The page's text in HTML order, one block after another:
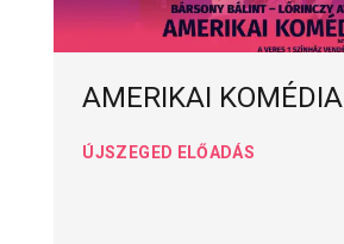
AMERIKAI KOMÉDIA
ÚJSZEGED ELŐADÁS